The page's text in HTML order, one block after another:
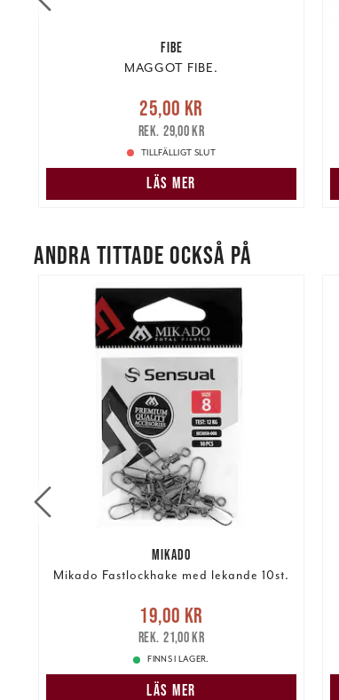
FIBE
MAGGOT FIBE.
Nuvarande pris:25,00 kr
pris:29,00 kr
25,00 kr
29,00 kr
TILLFÄLLIGT SLUT
LÄS MER
ANDRA TITTADE OCKSÅ PÅ
MIKADO
Mikado Fastlockhake med lekande 10st.
Nuvarande pris :19,00 kr
pris:21,00 kr
19,00 kr
21,00 kr
FINNS I LAGER.
LÄS MER